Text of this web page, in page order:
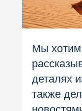
Мы хотим
деталях
также